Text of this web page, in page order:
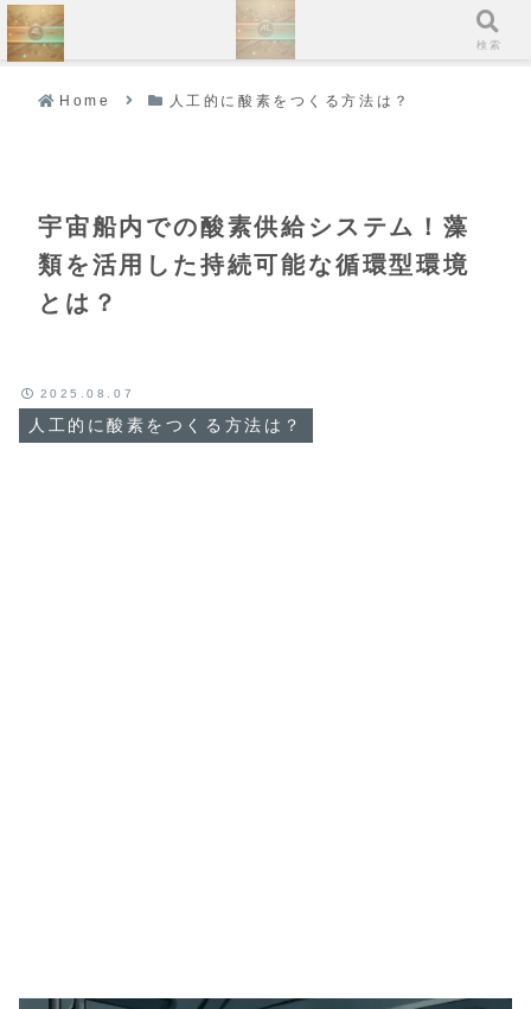
Home 人工的に酸素をつくる方法は？
宇宙船内での酸素供給システム！藻
類を活用した持続可能な循環型環境
とは？
人工的に酸素をつくる方法は？
2025.08.07
ホーム 検索